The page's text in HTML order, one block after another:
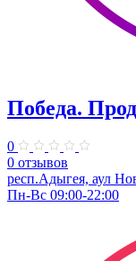
Победа.
0
0 отзывов
респ.Адыгея, аул
Пн-Вс 09:00-22:00